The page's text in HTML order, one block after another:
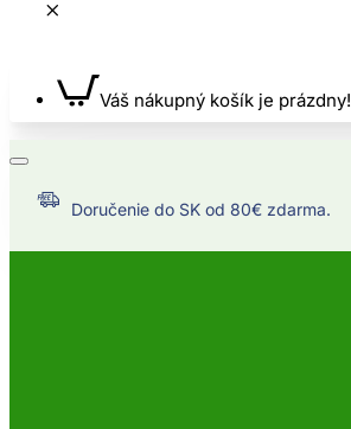
Váš nákupný košík je prázdny!
Doručenie do SK od 80€ zdarma.